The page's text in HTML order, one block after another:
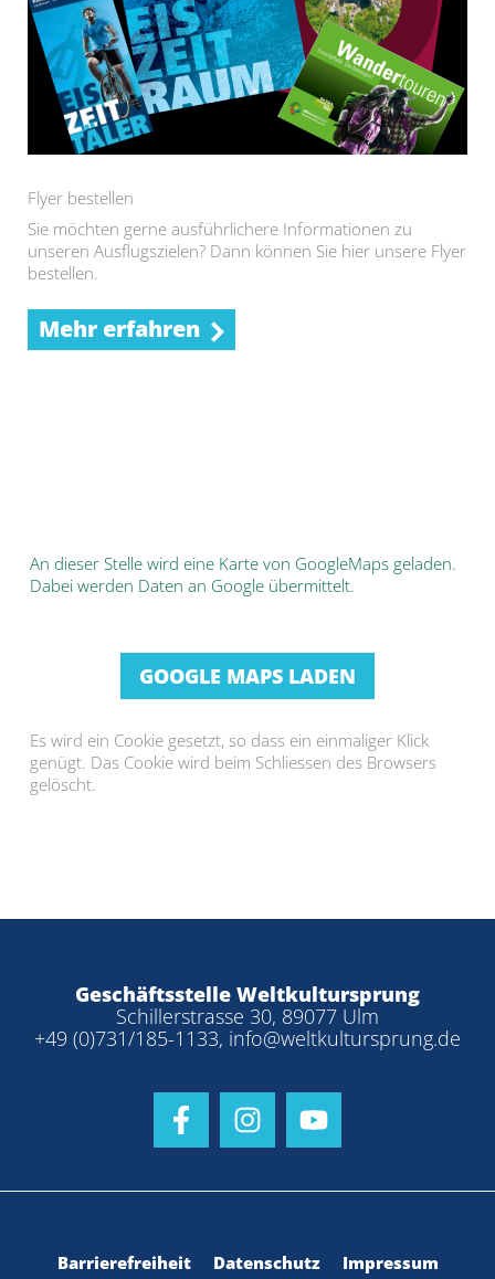
Flyer bestellen
Sie möchten gerne ausführlichere Informationen zu
unseren Ausflugszielen? Dann können Sie hier unsere Flyer
bestellen.
Mehr erfahren
An dieser Stelle wird eine Karte von GoogleMaps geladen.
Dabei werden Daten an Google übermittelt.
GOOGLE MAPS LADEN
Es wird ein Cookie gesetzt, so dass ein einmaliger Klick
genügt. Das Cookie wird beim Schliessen des Browsers
gelöscht.
Geschäftsstelle Weltkultursprung
Schillerstrasse 30, 89077 Ulm
+49 (0)731/185-1133, info@weltkultursprung.de
Barrierefreiheit Datenschutz Impressum